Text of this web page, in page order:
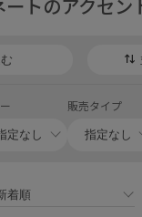
販売タイプ